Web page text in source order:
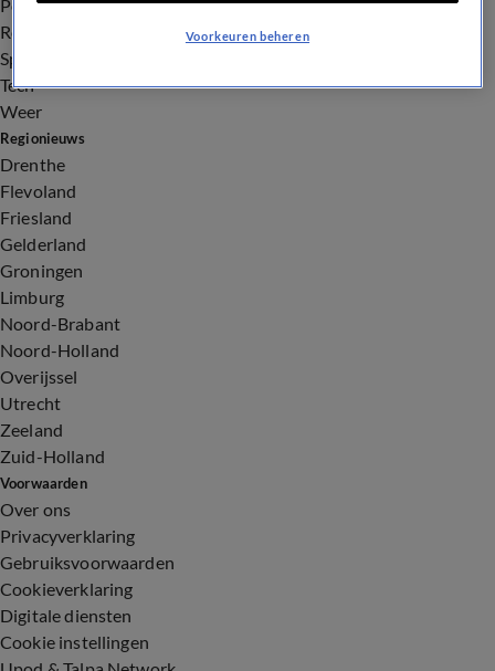
Politiek
Royalty
Sport
Tech
Weer
Regionieuws
Drenthe
Flevoland
Friesland
Gelderland
Groningen
Limburg
Noord-Brabant
Noord-Holland
Overijssel
Utrecht
Zeeland
Zuid-Holland
Voorwaarden
Over ons
Privacyverklaring
Gebruiksvoorwaarden
Cookieverklaring
Digitale diensten
Cookie instellingen
Voorkeuren beheren